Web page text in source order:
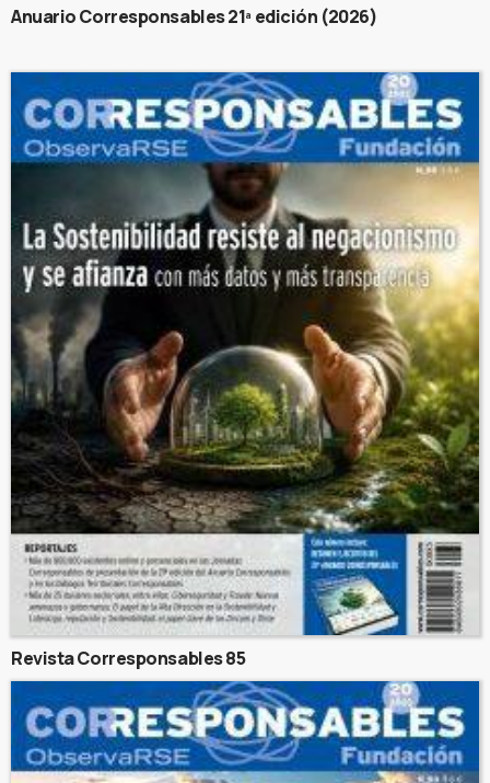
Anuario Corresponsables 21ª edición (2026)
Revista Corresponsables 85